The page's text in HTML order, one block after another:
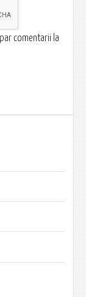
comentarii la